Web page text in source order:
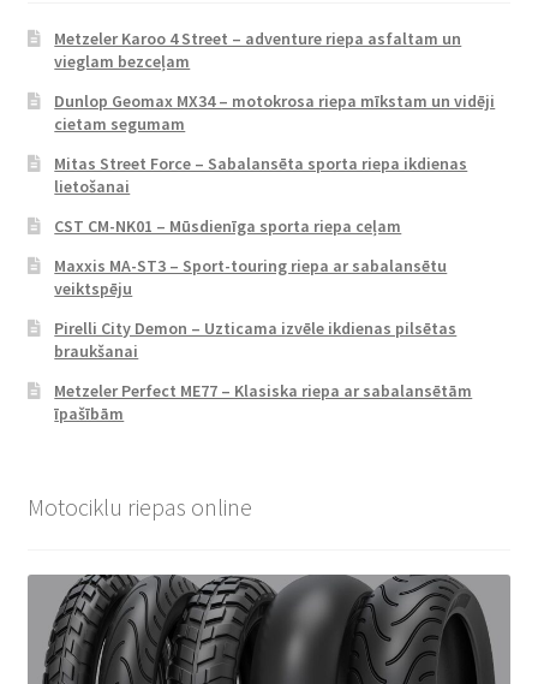
Metzeler Karoo 4 Street – adventure riepa asfaltam un
vieglam bezceļam
Dunlop Geomax MX34 – motokrosa riepa mīkstam un vidēji
cietam segumam
Mitas Street Force – Sabalansēta sporta riepa ikdienas
lietošanai
CST CM-NK01 – Mūsdienīga sporta riepa ceļam
Maxxis MA-ST3 – Sport-touring riepa ar sabalansētu
veiktspēju
Pirelli City Demon – Uzticama izvēle ikdienas pilsētas
braukšanai
Metzeler Perfect ME77 – Klasiska riepa ar sabalansētām
īpašībām
Motociklu riepas online